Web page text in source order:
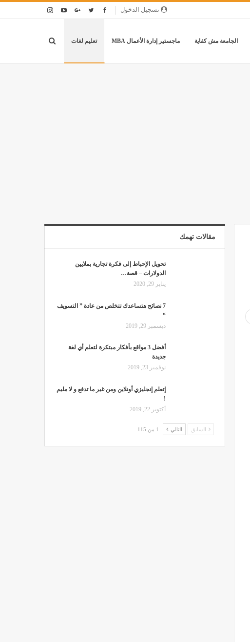
تسجيل الدخول
الجامعة مش كفاية ماجستير إدارة الأعمال MBA تعليم لغات
مقالات تهمك
تحويل الإحباط إلى فكرة تجارية بملايين
الدولارات – قصة…
يناير 29, 2020
7 نصائح هتساعدك تتخلص من عادة ” التسويف
“
ديسمبر 29, 2019
أفضل 3 مواقع بأفكار مبتكرة لتعلم أي لغة
جديدة
نوفمبر 23, 2019
إتعلم إنجليزي أونلاين ومن غير ما تدفع و لا مليم
!
أكتوبر 22, 2019
السابق التالي 1 من 115